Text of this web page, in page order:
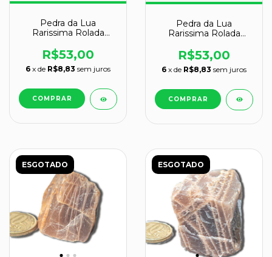
Pedra da Lua
Rarissima Rolada
Cod 123932
R$53,00
6 x de R$8,83 sem juros
Pedra da Lua
Rarissima Rolada
Cod 123945
R$53,00
6 x de R$8,83 sem juros
ESGOTADO ESGOTADO